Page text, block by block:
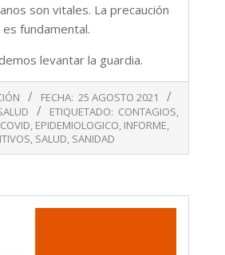
son vitales. La precaución
es fundamental.
levantar la guardia.
FECHA: 25 AGOSTO 2021
ETIQUETADO: CONTAGIOS,
COVID, EPIDEMIOLOGICO, INFORME,
, SALUD, SANIDAD